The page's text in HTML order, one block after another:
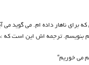
ترجمه اش این است که
می خوریم”